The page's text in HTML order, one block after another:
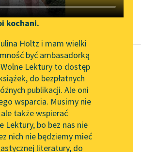
Zgłoś brak utworu
Narzędzia
Mapa Wolnych Lektur
Leśmianator
Przewodnik dla piszących i
czytających
API
kochani.
Holtz i mam wielki
być ambasadorką
Lektury to dostęp
do bezpłatnych
publikacji. Ale oni
wsparcia. Musimy nie
także wspierać
Lektury, bo bez nas nie
nich nie będziemy mieć
literatury, do
H. Porter
Eleanor H. Porter
Pollyanna dorasta
Strasznie bym chciała
móc zarabiać
pieniądze.